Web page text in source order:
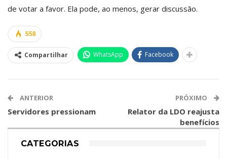
de votar a favor. Ela pode, ao menos, gerar discussão.
558
Compartilhar WhatsApp Facebook
ANTERIOR
Servidores pressionam
PRÓXIMO
Relator da LDO reajusta
benefícios
CATEGORIAS